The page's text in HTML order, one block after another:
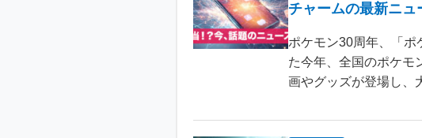
チャームの最新ニュ
ポケモン30周年、「ポ
た今年、全国のポケモ
画やグッズが登場し、